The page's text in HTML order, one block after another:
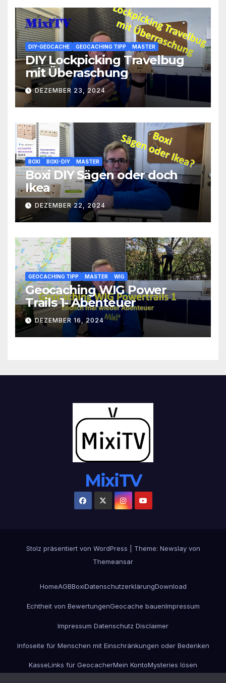
DIY-GEOCACHE GEOCACHING TIPP MASTER
DIY Lockpicking Travelbug
mit Überaschung
DEZEMBER 23, 2024
BOXI BOXI-DIY MASTER
Boxi DIY Sägen oder doch
Ikea
DEZEMBER 22, 2024
GEOCACHING TIPP MASTER WIG
Geocaching WIG Power
Trails 1- Abenteuer
DEZEMBER 16, 2024
MixiTV
Stolz präsentiert von WordPress Theme: Newslayvon
Themeansar
HomeAGBBoxiDatenschutzerklärungDownload
Echtheit von BewertungenGeocache bauenImpressum
Impressum Datenschutz Disclaimer
Infoseite für Menschen mit Einschränkungen oder Bedenken
KasseLinks für GeocacherMein KontoMysteries lösen